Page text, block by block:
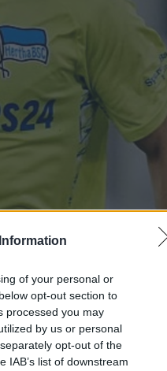
of your personal or
opt-out section to
processed you may
by us or personal
opt-out of the
IAB’s list of downstream